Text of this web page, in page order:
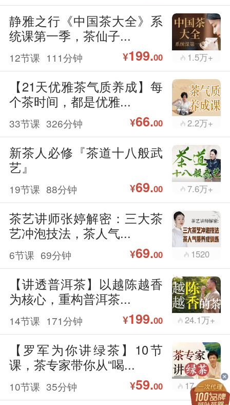
静雅之行《中国茶大全》系
统课第一季，茶仙子...
12节课 111分钟 ¥199.00 1.5万+
【21天优雅茶气质养成】每
个茶时间，都是优雅...
33节课 326分钟 ¥66.00 2.2万+
新茶人必修『茶道十八般武
艺』
19节课 88分钟 ¥69.00 7.6万+
茶艺讲师张婷解密：三大茶
艺冲泡技法，茶人气...
6节课 69分钟 ¥69.00 1520
【讲透普洱茶】以越陈越香
为核心，重构普洱茶...
14节课 171分钟 ¥199.00 24.1万+
【罗军为你讲绿茶】10节
课，茶专家带你从“喝...
10节课 35分钟 ¥59.00 17.1万+